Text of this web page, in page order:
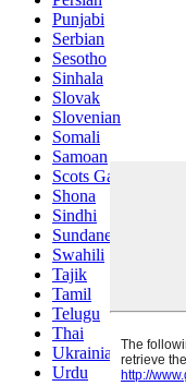
Punjabi
Serbian
Sesotho
Sinhala
Slovak
Slovenian
Somali
Samoan
Scots Gaelic
Shona
Sindhi
Sundanese
Swahili
Tajik
Tamil
Telugu
Thai
Ukrainian
Urdu